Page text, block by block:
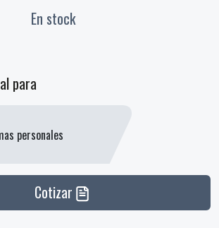
En stock
para
personales
Cotizar